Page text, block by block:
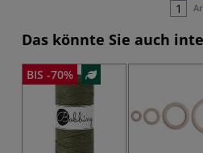
Das könnte Sie auch
BIS -70%